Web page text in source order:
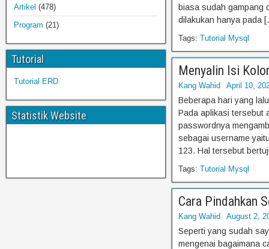
biasa sudah gampang
dilakukan hanya pada
Tags: Tutorial Mysql
Menyalin Isi
Kang Wahid April 10,
Beberapa hari yang
Pada aplikasi tersebut
passwordnya
sebagai username
123. Hal tersebut
Tags: Tutorial Mysql
Cara Pindahkan
Kang Wahid August 2,
Seperti yang sudah
mengenai bagaimana
Artikel (478)
Program (21)
Tutorial
Tutorial ERD
Statistik Website